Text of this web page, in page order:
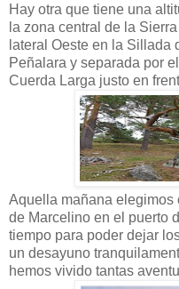
Hay otra que tiene una
la zona central de la
lateral Oeste en la Sillada
Peñalara y separada por
Cuerda Larga justo en
Aquella mañana elegimos
de Marcelino en el puerto
tiempo para poder dejar
un desayuno
hemos vivido tantas